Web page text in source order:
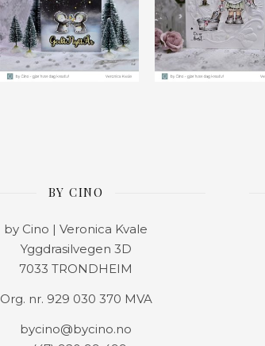
BY CINO
by Cino | Veronica Kvale
Yggdrasilvegen 3D
7033 TRONDHEIM
Org. nr. 929 030 370 MVA
bycino@bycino.no